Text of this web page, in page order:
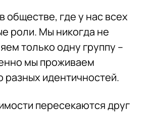
обществе, где у нас всех
роли. Мы никогда не
только одну группу –
мы проживаем
разных идентичностей.
пересекаются друг